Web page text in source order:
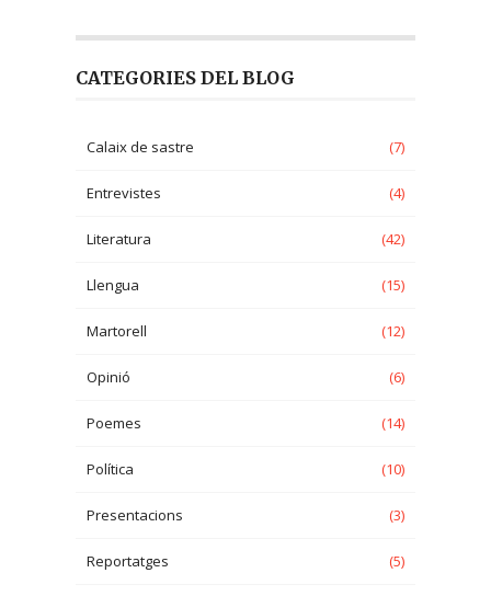
CATEGORIES DEL BLOG
Calaix de sastre (7)
Entrevistes (4)
Literatura (42)
Llengua (15)
Martorell (12)
Opinió (6)
Poemes (14)
Política (10)
Presentacions (3)
Reportatges (5)